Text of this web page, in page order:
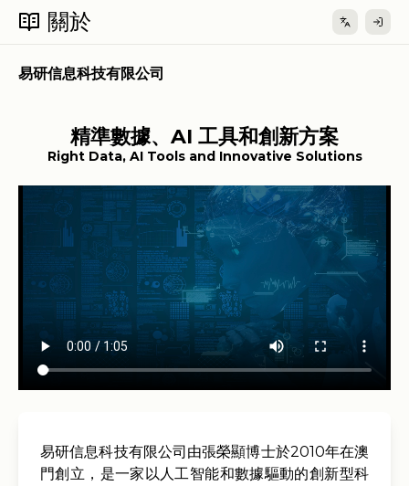
關於
易研信息科技有限公司
精準數據、AI 工具和創新方案
Right Data, AI Tools and Innovative Solutions
易研信息科技有限公司由張榮顯博士於2010年在澳
門創立，是一家以人工智能和數據驅動的創新型科